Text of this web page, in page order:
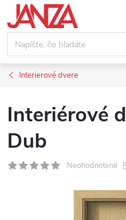
Prejsť na obsah
Interierové dvere
Interiérové
Dub
Neohodnotené